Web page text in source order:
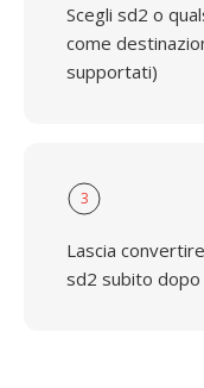
Scegli sd2 o
come
supportati)
3
Lascia
sd2 subito dopo